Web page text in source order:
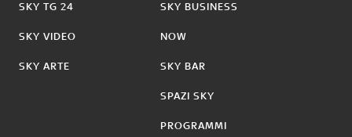
SKY TG 24
SKY VIDEO
SKY ARTE
SKY BUSINESS
NOW
SKY BAR
SPAZI SKY
PROGRAMMI